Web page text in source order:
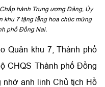
hành Trung ương Đảng, Ủy
khu 7 tặng lẵng hoa chúc mừng
phố Đồng Nai.
Quân khu 7, Thành phố
CHQS Thành phố Đồng
anh linh Chủ tịch Hồ